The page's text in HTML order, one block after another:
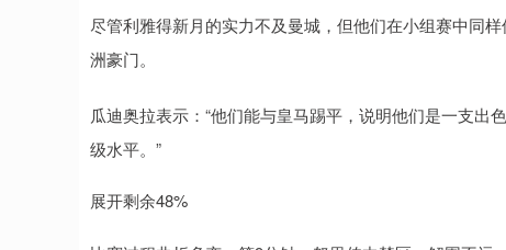
尽管利雅得新月的实力不及曼城，但他们在小组赛中同
洲豪门。
瓜迪奥拉表示：“他们能与皇马踢平，说明他们是一支
级水平。”
展开剩余48%